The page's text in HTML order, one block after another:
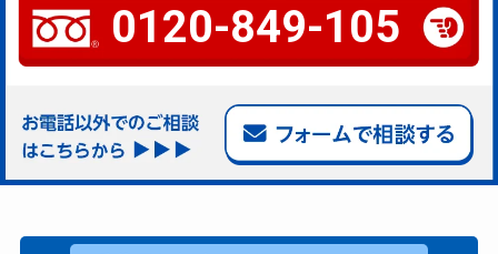
0120-849-105